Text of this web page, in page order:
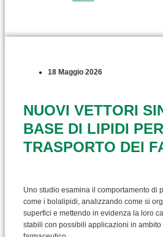
18 Maggio 2026
NUOVI VETTORI
BASE DI LIPIDI
TRASPORTO DEI
Uno studio esamina il comportamento di
come i bolalipidi, analizzando come si
superfici e mettendo in evidenza la loro
stabili con possibili applicazioni in